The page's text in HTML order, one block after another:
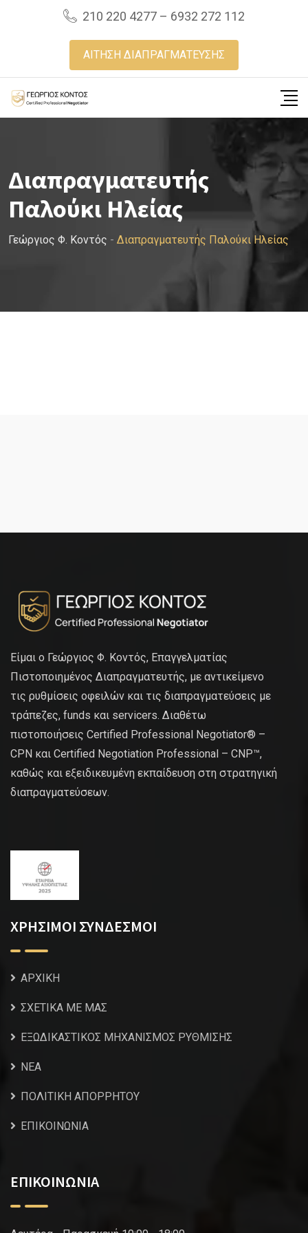
210 220 4277 – 6932 272 112
ΑΙΤΗΣΗ ΔΙΑΠΡΑΓΜΑΤΕΥΣΗΣ
Διαπραγματευτής
Παλούκι Ηλείας
Γεώργιος Φ. Κοντός - Διαπραγματευτής Παλούκι Ηλείας
Είμαι ο Γεώργιος Φ. Κοντός, Επαγγελματίας
Πιστοποιημένος Διαπραγματευτής, με αντικείμενο
τις ρυθμίσεις οφειλών και τις διαπραγματεύσεις με
τράπεζες, funds και servicers. Διαθέτω
πιστοποιήσεις Certified Professional Negotiator® –
CPN και Certified Negotiation Professional – CNP™,
καθώς και εξειδικευμένη εκπαίδευση στη στρατηγική
διαπραγματεύσεων.
ΧΡΗΣΙΜΟΙ ΣΥΝΔΕΣΜΟΙ
ΑΡΧΙΚΗ
ΣΧΕΤΙΚΑ ΜΕ ΜΑΣ
ΕΞΩΔΙΚΑΣΤΙΚΟΣ ΜΗΧΑΝΙΣΜΟΣ ΡΥΘΜΙΣΗΣ
NEA
ΠΟΛΙΤΙΚΗ ΑΠΟΡΡΗΤΟΥ
ΕΠΙΚΟΙΝΩΝΙΑ
ΕΠΙΚΟΙΝΩΝΙΑ